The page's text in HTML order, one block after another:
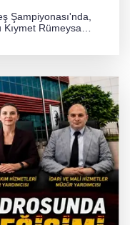
Şampiyonası'nda,
Rümeysa